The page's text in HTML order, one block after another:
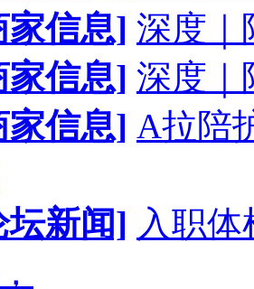
家信息] 深度｜
家信息] 深度｜
家信息] A拉陪
坛新闻] 入职